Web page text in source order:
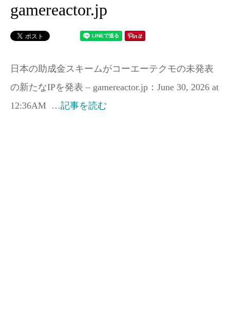
gamereactor.jp
日本の助成金スキームがコーエーテクモの未発表
の新たなIPを発表 – gamereactor.jp：June 30, 2026 at
12:36AM …記事を読む